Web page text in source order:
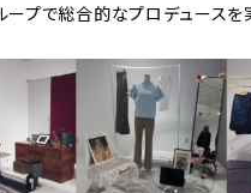
ープで総合的なプロデュースを